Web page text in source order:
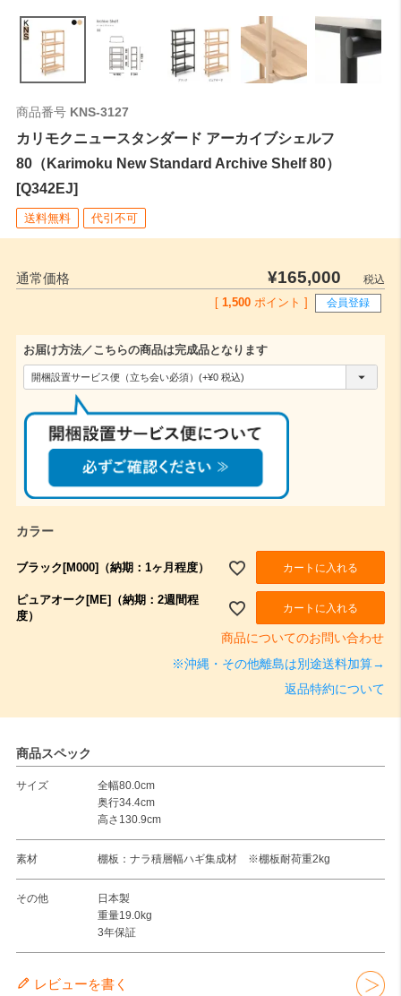
商品番号 KNS-3127
カリモクニュースタンダード アーカイブシェルフ
80（Karimoku New Standard Archive Shelf 80）
[Q342EJ]
送料無料 代引不可
通常価格 ¥165,000
税込
[ 1,500 ポイント ] 会員登録
お届け方法／こちらの商品は完成品となります
カラー
ブラック[M000]（納期：1ヶ月程度） カートに入れる
ピュアオーク[ME]（納期：2週間程
度）
カートに入れる
商品についてのお問い合わせ
※沖縄・その他離島は別途送料加算→
返品特約について
商品スペック
サイズ
全幅80.0cm
奥行34.4cm
高さ130.9cm
素材 棚板：ナラ積層幅ハギ集成材 ※棚板耐荷重2kg
その他
日本製
重量19.0kg
3年保証
レビューを書く